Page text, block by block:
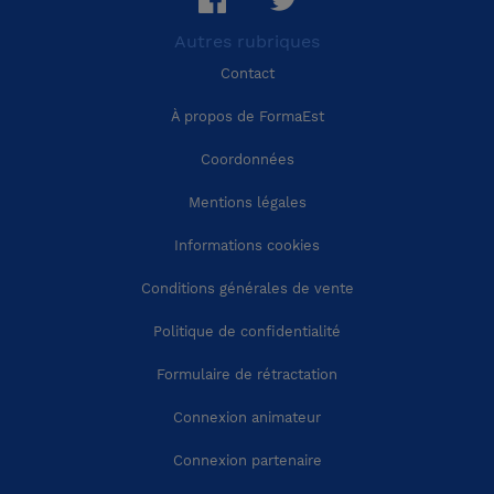
Région Pays-de-la-Loire
Région Occitanie
Région Auvergne-Rhône-Alpes
Région Provence-Alpes-Côte-d'Azur
Calvados (14)
Cantal (15)
Charente-Maritime (17)
Corrèze (19)
Autres rubriques
Contact
À propos de FormaEst
Coordonnées
Mentions légales
Informations cookies
Conditions générales de vente
Politique de confidentialité
Formulaire de rétractation
Connexion animateur
Connexion partenaire